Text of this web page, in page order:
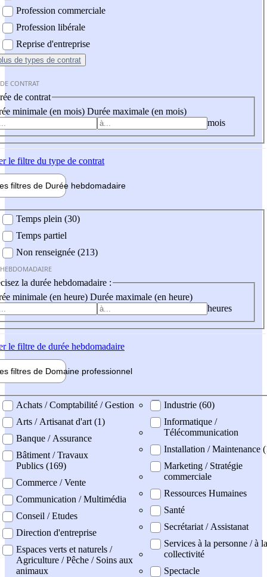
Profession commerciale
Profession libérale
Reprise d'entreprise
de types de contrat
CONTRAT
de contrat
minimale (en mois) Durée maximale (en mois)
mois
le filtre du type de contrat
filtres de Durée hebdomadaire
Temps plein (30)
Temps partiel
Non renseignée (213)
la durée hebdomadaire :
minimale (en heure) Durée maximale (en heure)
heures
le filtre de durée hebdomadaire
filtres de Domaine professionnel
professionel
Achats / Comptabilité / Gestion
Arts / Artisanat d'art (1)
Banque / Assurance
Bâtiment / Travaux
Publics (169)
Commerce / Vente
Communication / Multimédia
Conseil / Etudes
Direction d'entreprise
Espaces verts et naturels /
Agriculture / Pêche / Soins aux
animaux
Industrie (60)
Informatique /
Télécommunication
Installation / Maintenance
Marketing / Stratégie
commerciale
Ressources Humaines
Santé
Secrétariat / Assistanat
Services à la personne / à la
collectivité
Spectacle